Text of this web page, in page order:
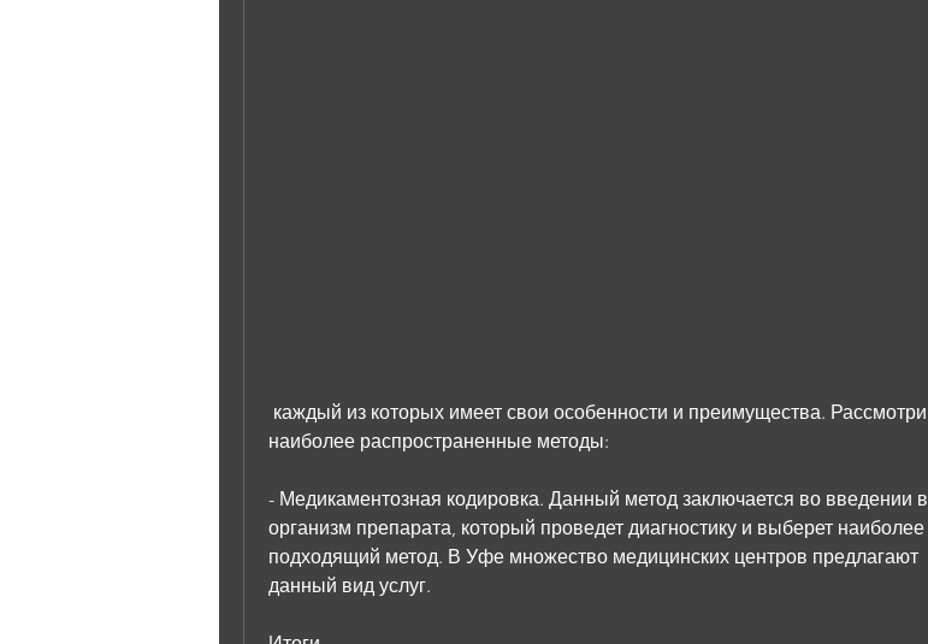
наиболее распространенные методы:
- Медикаментозная кодировка. Данный метод заключается во введении в
организм препарата, который проведет диагностику и выберет наиболее
подходящий метод. В Уфе множество медицинских центров предлагают
данный вид услуг.